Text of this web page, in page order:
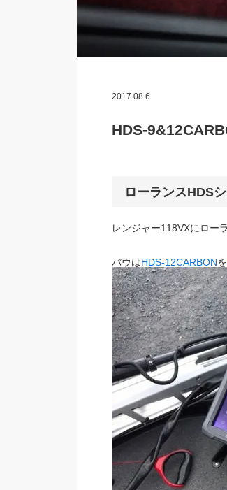
2017.08.6
HDS-
ローランスHDS
レンジャー118VXにロー
バウはHDS-12CARBONを